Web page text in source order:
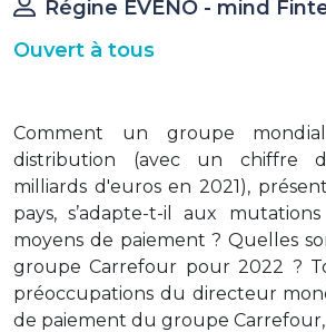
Régine EVENO - mind
Ouvert à tous
Comment un groupe
distribution (avec un chiffre
milliards d'euros en 2021),
pays, s’adapte-t-il aux
moyens de paiement ? Quelles
groupe Carrefour pour 2022 ?
préoccupations du directeur
de paiement du groupe Carrefour,